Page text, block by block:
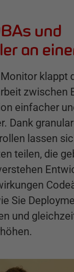
und
an
klappt
zwischen
einfacher
Dank
lassen
teilen, die
Sie
und